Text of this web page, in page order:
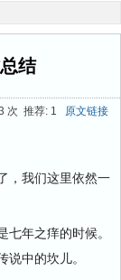
结
次 推荐: 1
原文链接
我们这里依然一
年之痒的时候。
中的坎儿。